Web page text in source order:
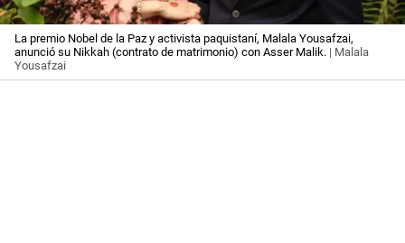
La premio Nobel de la Paz y activista paquistaní, Malala Yousafzai,
anunció su Nikkah (contrato de matrimonio) con Asser Malik. | Malala
Yousafzai